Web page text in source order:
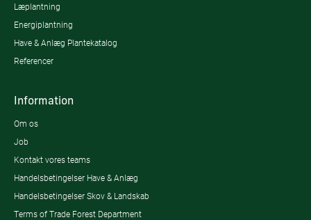
Læplantning
Energiplantning
Have & Anlæg Plantekatalog
Referencer
Information
Om os
Job
Kontakt vores teams
Handelsbetingelser Have & Anlæg
Handelsbetingelser Skov & Landskab
Terms of Trade Forest Department